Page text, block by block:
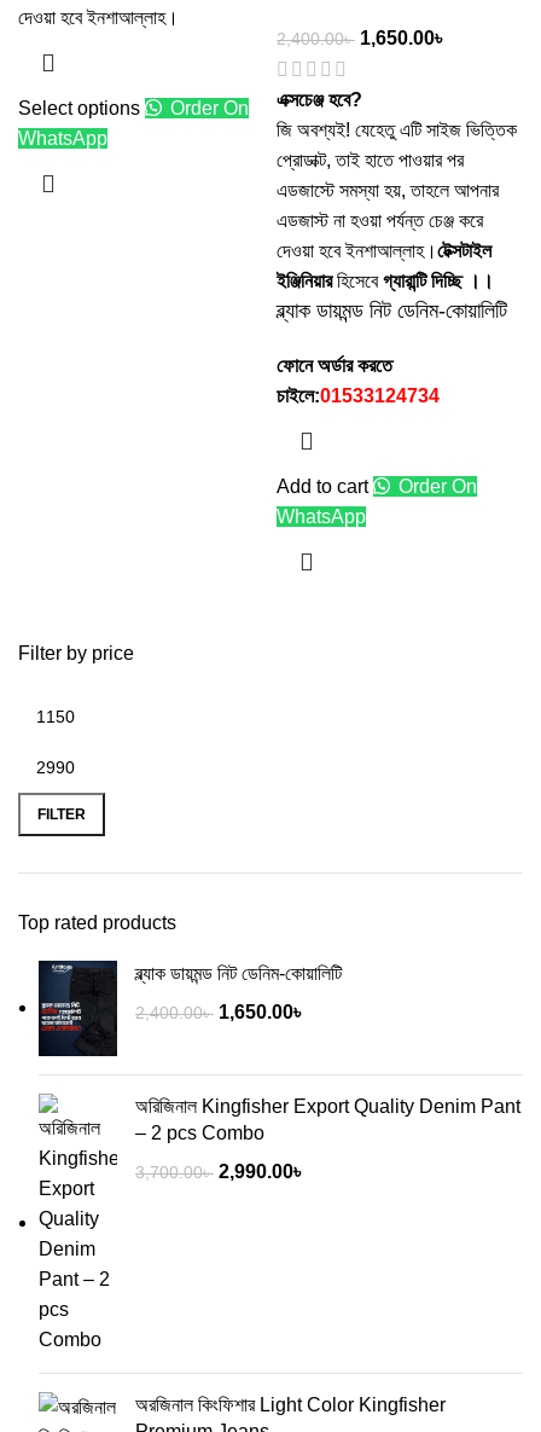
Filter by price
FILTER
Top rated products
ব্ল্যাক ডায়মন্ড নিট ডেনিম-কোয়ালিটি
2,400.00৳ 1,650.00৳
অরিজিনাল Kingfisher Export Quality Denim Pant
– 2 pcs Combo
3,700.00৳ 2,990.00৳
অরজিনাল কিংফিশার Light Color Kingfisher
দেওয়া হবে ইনশাআল্লাহ।
Select options
Order On
WhatsApp
2,400.00৳ 1,650.00৳
এক্সচেঞ্জ হবে?
জি অবশ্যই! যেহেতু এটি সাইজ ভিত্তিক
প্রোডাক্ট, তাই হাতে পাওয়ার পর
এডজাস্টে সমস্যা হয়, তাহলে আপনার
এডজাস্ট না হওয়া পর্যন্ত চেঞ্জ করে
দেওয়া হবে ইনশাআল্লাহ। টেক্সটাইল
ইঞ্জিনিয়ারহিসেবেগ্যারান্টি দিচ্ছি ।।
ব্ল্যাক ডায়মন্ড নিট ডেনিম-কোয়ালিটি
ফোনে অর্ডার করতে
চাইলে:01533124734
Add to cart
Order On
WhatsApp